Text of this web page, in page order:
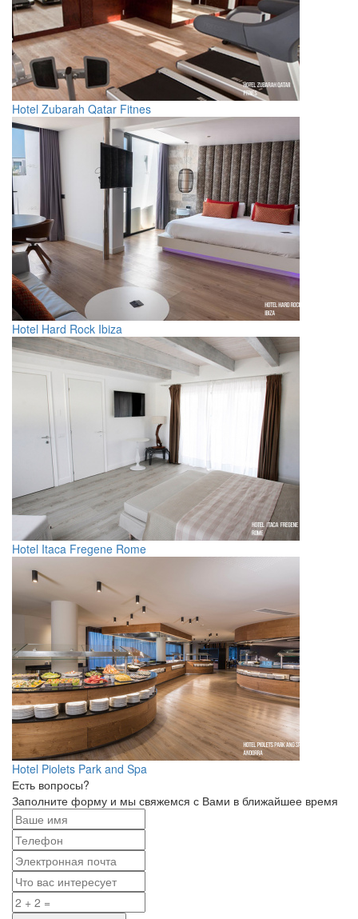
Hotel Zubarah Qatar Fitnes
Hotel Hard Rock Ibiza
Hotel Itaca Fregene Rome
Hotel Piolets Park and Spa
Есть вопросы?
Заполните форму и мы свяжемся с Вами в ближайшее время